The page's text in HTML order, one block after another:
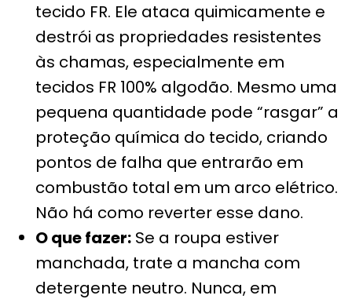
tecido FR. Ele ataca quimicamente e
destrói as propriedades resistentes
às chamas, especialmente em
tecidos FR 100% algodão. Mesmo uma
pequena quantidade pode “rasgar” a
proteção química do tecido, criando
pontos de falha que entrarão em
combustão total em um arco elétrico.
Não há como reverter esse dano.
O que fazer: Se a roupa estiver
manchada, trate a mancha com
detergente neutro. Nunca, em